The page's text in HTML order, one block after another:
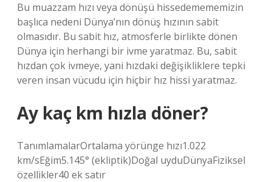
Bu muazzam hızı veya dönüşü hissedemememizin
başlıca nedeni Dünya’nın dönüş hızının sabit
olmasıdır. Bu sabit hız, atmosferle birlikte dönen
Dünya için herhangi bir ivme yaratmaz. Bu, sabit
hızdan çok ivmeye, yani hızdaki değişikliklere tepki
veren insan vücudu için hiçbir hız hissi yaratmaz.
Ay kaç km hızla döner?
TanımlamalarOrtalama yörünge hızı1.022
km/sEğim5.145° (ekliptik)Doğal uyduDünyaFiziksel
özellikler40 ek satır